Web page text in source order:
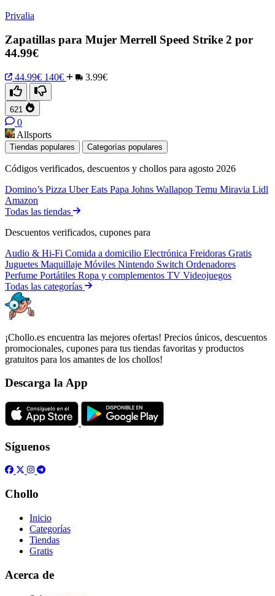
Privalia
Zapatillas para Mujer Merrell Speed Strike 2 por
44.99€
44.99€ 140€ 3.99€
621
0
Allsports
Tiendas populares Categorías populares
Códigos verificados, descuentos y chollos para agosto 2026
Domino’s Pizza Uber Eats Papa Johns Wallapop Temu Miravia Lidl
Amazon
Todas las tiendas
Descuentos verificados, cupones para
Audio & Hi-Fi Comida a domicilio Electrónica Freidoras Gratis
Juguetes Maquillaje Móviles Nintendo Switch Ordenadores
Perfume Portátiles Ropa y complementos TV Videojuegos
Todas las categorías
¡Chollo.es encuentra las mejores ofertas! Precios únicos, descuentos
promocionales, cupones para tus tiendas favoritas y productos
gratuitos para los amantes de los chollos!
Descarga la App
Síguenos
Chollo
Inicio
Categorías
Tiendas
Gratis
Acerca de